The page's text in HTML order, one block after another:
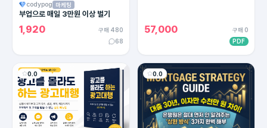
codypog 마케팅
부업으로 매일 3만원 이상 벌기
1,920
구매 480
68
57,000
구매 0
PDF
0.0 0.0